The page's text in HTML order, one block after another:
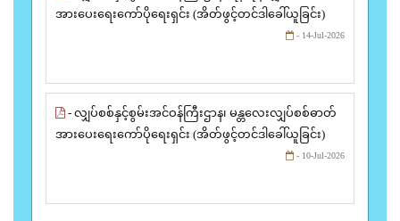
အားပေးရေးကော်ပိုရေးရှင်း (အိတ်ဖွင့်တင်ဒါခေါ်ယူခြင်း)
- 14-Jul-2026
- လျှပ်စစ်နှင့်စွမ်းအင်ဝန်ကြီးဌာန၊ မန္တလေးလျှပ်စစ်ဓာတ်
အားပေးရေးကော်ပိုရေးရှင်း (အိတ်ဖွင့်တင်ဒါခေါ်ယူခြင်း)
- 10-Jul-2026